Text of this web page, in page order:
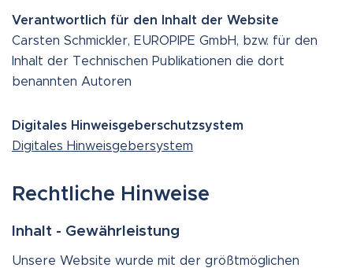
Verantwortlich für den Inhalt der Website
Carsten Schmickler, EUROPIPE GmbH, bzw. für den
Inhalt der Technischen Publikationen die dort
benannten Autoren
Digitales Hinweisgeberschutzsystem
Digitales Hinweisgebersystem
Rechtliche Hinweise
Inhalt - Gewährleistung
Unsere Website wurde mit der größtmöglichen